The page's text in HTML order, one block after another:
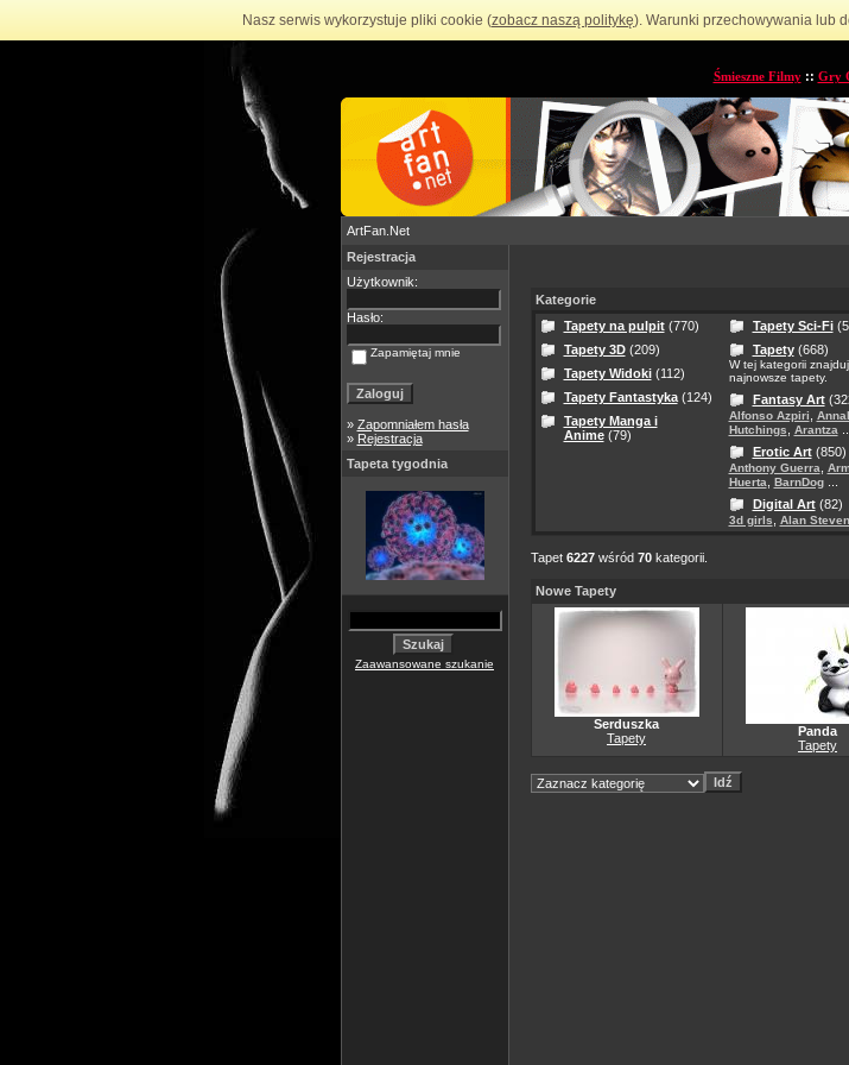
Nasz serwis wykorzystuje pliki cookie (zobacz naszą politykę). Warunki przechowywania lub
Śmieszne Filmy:: Gry
ArtFan.Net
Rejestracja
Użytkownik:
Hasło:
Zapamiętaj mnie
» Zapomniałem hasła
» Rejestracja
Tapeta tygodnia
Zaawansowane szukanie
Kategorie
Tapety na pulpit(770)
Tapety 3D(209)
Tapety Widoki(112)
Tapety Fantastyka(124)
Tapety Manga i
Anime(79)
Tapety Sci-Fi
Tapety(668)
W tej kategorii
najnowsze tapety.
Fantasy Art
Alfonso Azpiri
Hutchings
Arantza
Erotic Art(850)
Anthony Guerra
Huerta
BarnDog...
Digital Art(82)
3d girls Alan
Tapet 6227wśród 70kategorii.
Nowe Tapety
Serduszka
Tapety
Panda
Tapety